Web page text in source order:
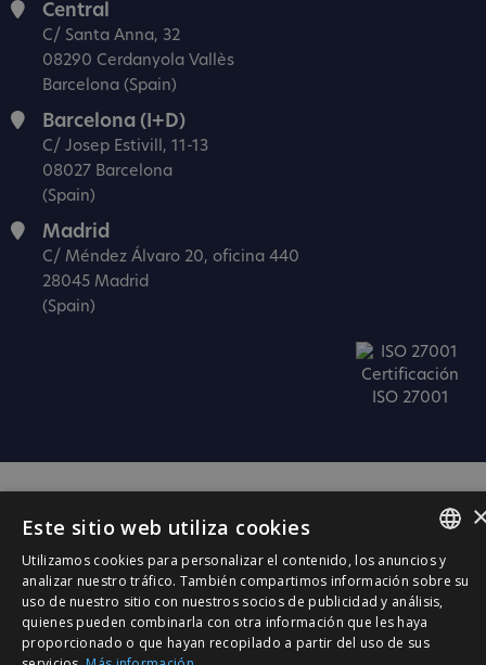
Central
C/ Santa Anna, 32
08290 Cerdanyola Vallès
Barcelona (Spain)
Barcelona (I+D)
C/ Josep Estivill, 11-13
08027 Barcelona
(Spain)
Madrid
C/ Méndez Álvaro 20, oficina 440
28045 Madrid
(Spain)
Certificación
ISO 27001
SPANISH
CATALÀ
ENGLISH
Este sitio web utiliza cookies
Utilizamos cookies para personalizar el contenido, los anuncios y
analizar nuestro tráfico. También compartimos información sobre su
uso de nuestro sitio con nuestros socios de publicidad y análisis,
quienes pueden combinarla con otra información que les haya
proporcionado o que hayan recopilado a partir del uso de sus